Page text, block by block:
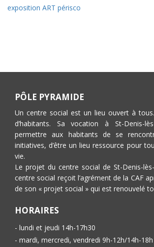
exposition ART périsco
PÔLE PYRAMIDE
Un centre social est un lieu ouvert à
d’habitants. Sa vocation à St-Denis-
permettre aux habitants de se
initiatives, d’être un lieu ressource pour
vie.
Le projet du centre social de St-Denis-
centre social reçoit l’agrément de la CAF
de son « projet social » qui est renouvelé
HORAIRES
- lundi et jeudi 14h-17h30
- mardi, mercredi, vendredi 9h-12h/14h-18h